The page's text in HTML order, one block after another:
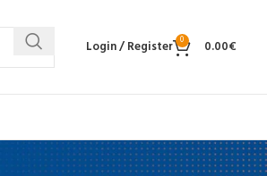
Login / Register 0 0.00€